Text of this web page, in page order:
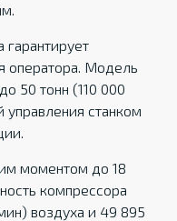
оператора. Модель
50 тонн (110 000
управления станком
моментом до 18
компрессора
воздуха и 49 895